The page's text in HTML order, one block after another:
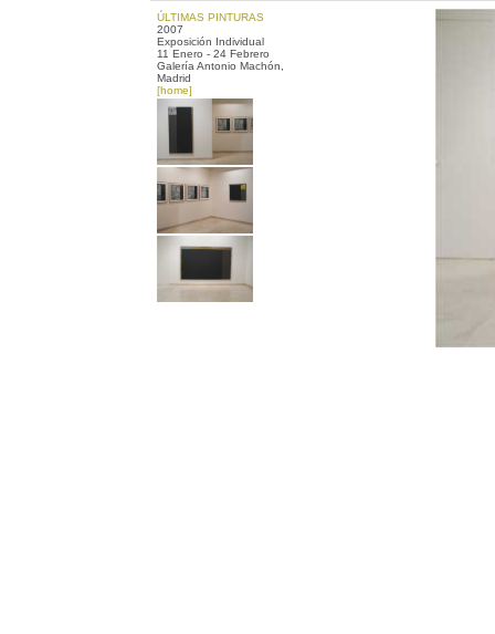
ÚLTIMAS PINTURAS
2007
Exposición Individual
11 Enero - 24 Febrero
Galería Antonio Machón,
Madrid
[home]